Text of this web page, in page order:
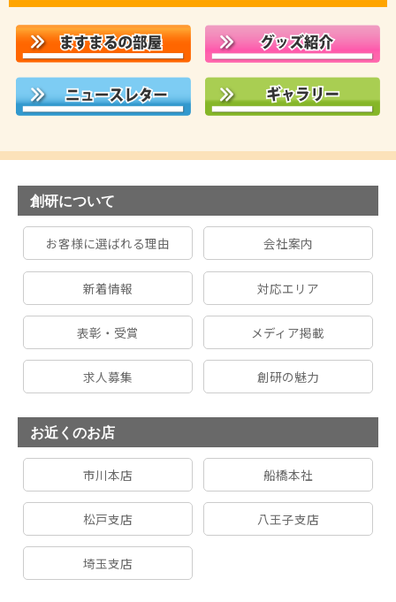
創研について
お客様に選ばれる理由 会社案内
新着情報 対応エリア
表彰・受賞 メディア掲載
求人募集 創研の魅力
お近くのお店
市川本店 船橋本社
松戸支店 八王子支店
埼玉支店